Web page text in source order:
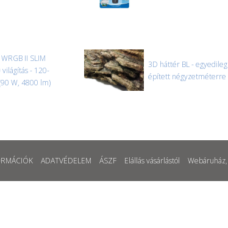
II SLIM
világítás - 120-
W, 4800 lm)
3D háttér BL - egyedileg
épített négyzetméterre
ADATVÉDELEM ÁSZF Elállás vásárlástól Webáruház,